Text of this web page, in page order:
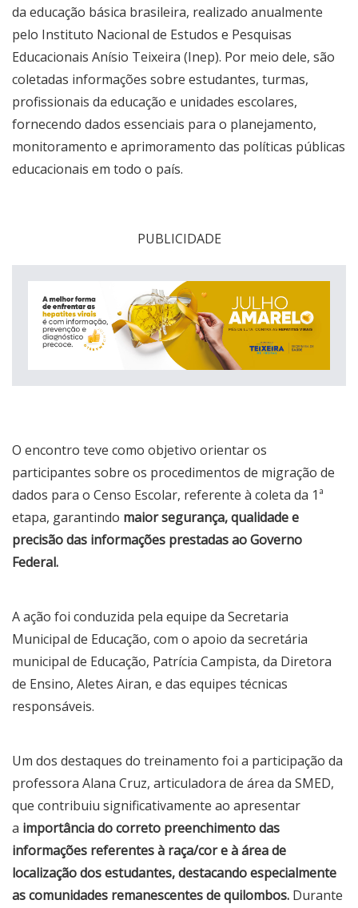
da educação básica brasileira, realizado anualmente
pelo Instituto Nacional de Estudos e Pesquisas
Educacionais Anísio Teixeira (Inep). Por meio dele, são
coletadas informações sobre estudantes, turmas,
profissionais da educação e unidades escolares,
fornecendo dados essenciais para o planejamento,
monitoramento e aprimoramento das políticas públicas
educacionais em todo o país.
PUBLICIDADE
O encontro teve como objetivo orientar os
participantes sobre os procedimentos de migração de
dados para o Censo Escolar, referente à coleta da 1ª
etapa, garantindo maior segurança, qualidade e
precisão das informações prestadas ao Governo
Federal.
A ação foi conduzida pela equipe da Secretaria
Municipal de Educação, com o apoio da secretária
municipal de Educação, Patrícia Campista, da Diretora
de Ensino, Aletes Airan, e das equipes técnicas
responsáveis.
Um dos destaques do treinamento foi a participação da
professora Alana Cruz, articuladora de área da SMED,
que contribuiu significativamente ao apresentar
a importância do correto preenchimento das
informações referentes à raça/cor e à área de
localização dos estudantes, destacando especialmente
as comunidades remanescentes de quilombos. Durante